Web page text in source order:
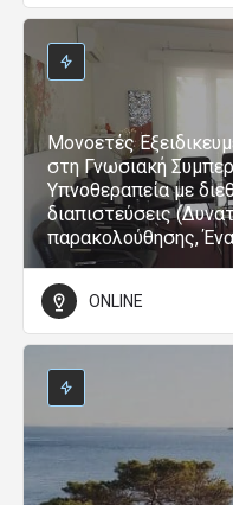
Μονοετές
στη Γνωσιακή
Υπνοθεραπεία με
διαπιστεύσεις
παρακολούθησης,
ONLINE